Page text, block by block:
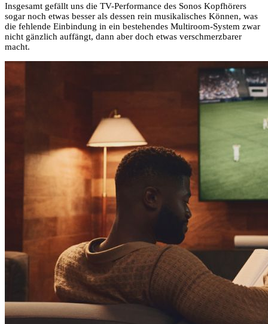
Insgesamt gefällt uns die TV-Performance des Sonos Kopfhörers
sogar noch etwas besser als dessen rein musikalisches Können, was
die fehlende Einbindung in ein bestehendes Multiroom-System zwar
nicht gänzlich auffängt, dann aber doch etwas verschmerzbarer
macht.